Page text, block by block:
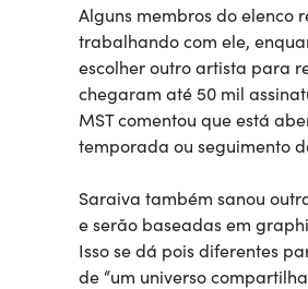
Alguns membros do elenco
trabalhando com ele,
escolher outro artista para
chegaram até 50 mil
MST comentou que está
temporada ou seguimento
Saraiva também sanou
e serão baseadas em
Isso se dá pois diferentes
de “um universo